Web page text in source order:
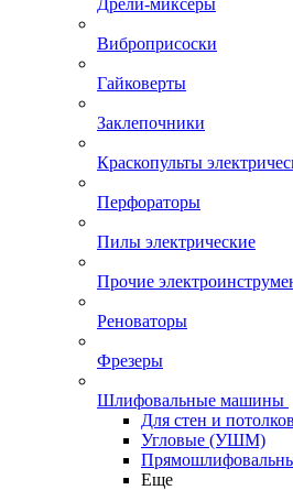
Дрели-миксеры
Виброприсоски
Гайковерты
Заклепочники
Краскопульты
Перфораторы
Пилы электрические
Прочие
Реноваторы
Фрезеры
Шлифовальные машины
Для стен и потолков
Угловые (УШМ)
Еще